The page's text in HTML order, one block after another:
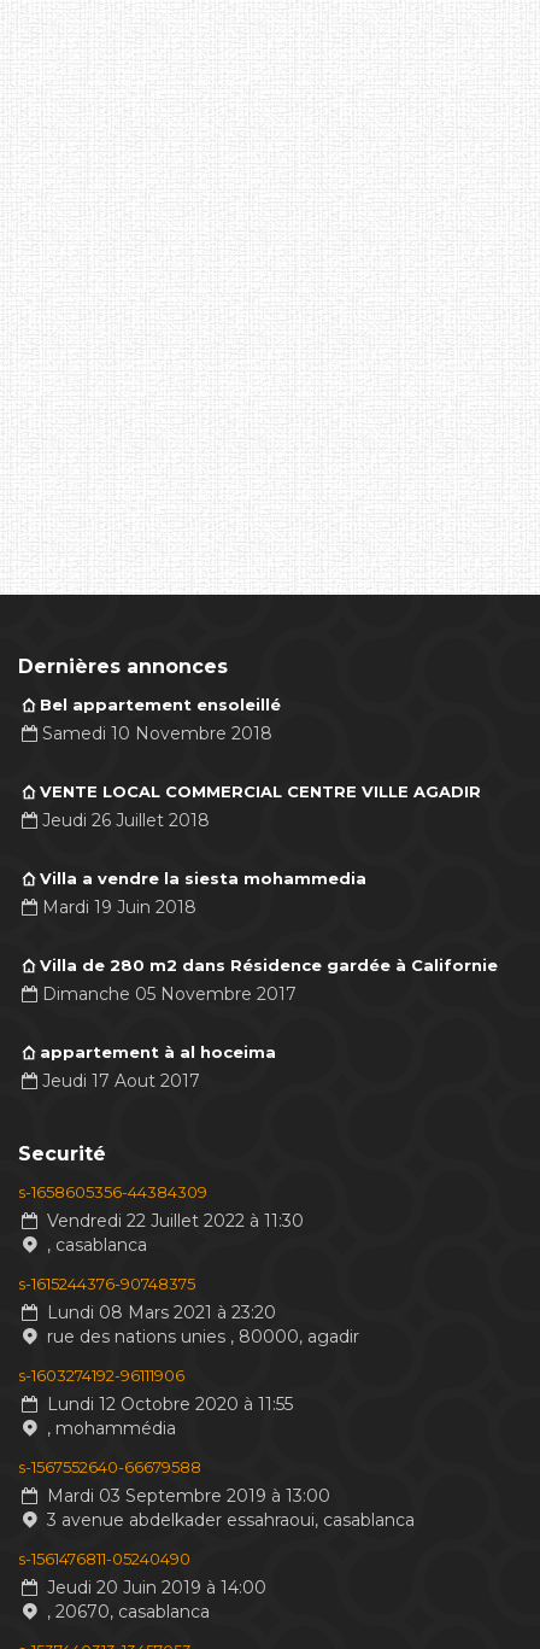
Dernières annonces
Bel appartement ensoleillé
Samedi 10 Novembre 2018
VENTE LOCAL COMMERCIAL CENTRE VILLE AGADIR
Jeudi 26 Juillet 2018
Villa a vendre la siesta mohammedia
Mardi 19 Juin 2018
Villa de 280 m2 dans Résidence gardée à Californie
Dimanche 05 Novembre 2017
appartement à al hoceima
Jeudi 17 Aout 2017
Securité
s-1658605356-44384309
Vendredi 22 Juillet 2022 à 11:30
, casablanca
s-1615244376-90748375
Lundi 08 Mars 2021 à 23:20
rue des nations unies , 80000, agadir
s-1603274192-96111906
Lundi 12 Octobre 2020 à 11:55
, mohammédia
s-1567552640-66679588
Mardi 03 Septembre 2019 à 13:00
3 avenue abdelkader essahraoui, casablanca
s-1561476811-05240490
Jeudi 20 Juin 2019 à 14:00
, 20670, casablanca